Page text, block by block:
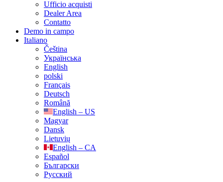
Ufficio acquisti
Dealer Area
Contatto
Demo in campo
Italiano
Čeština
Українська
English
polski
Français
Deutsch
Română
English – US
Magyar
Dansk
Lietuvių
English – CA
Español
Български
Русский